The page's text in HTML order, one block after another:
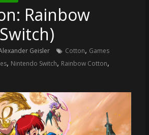
Rainbow
Geisler Cotton, Games
, Nintendo Switch, Rainbow Cotton,